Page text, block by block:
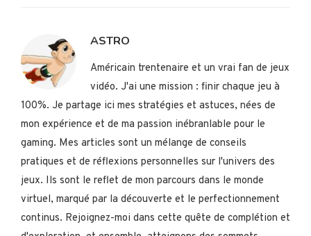
ASTRO
Américain trentenaire et un vrai fan de jeux
vidéo. J'ai une mission : finir chaque jeu à
100%. Je partage ici mes stratégies et astuces, nées de
mon expérience et de ma passion inébranlable pour le
gaming. Mes articles sont un mélange de conseils
pratiques et de réflexions personnelles sur l'univers des
jeux. Ils sont le reflet de mon parcours dans le monde
virtuel, marqué par la découverte et le perfectionnement
continus. Rejoignez-moi dans cette quête de complétion et